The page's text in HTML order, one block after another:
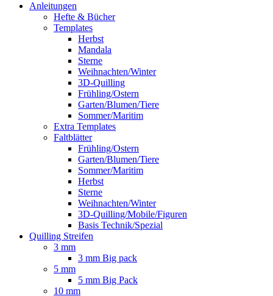
Anleitungen
Hefte & Bücher
Templates
Herbst
Mandala
Sterne
Weihnachten/Winter
3D-Quilling
Frühling/Ostern
Garten/Blumen/Tiere
Sommer/Maritim
Extra Templates
Faltblätter
Frühling/Ostern
Garten/Blumen/Tiere
Sommer/Maritim
Herbst
Sterne
Weihnachten/Winter
3D-Quilling/Mobile/Figuren
Basis Technik/Spezial
Quilling Streifen
3 mm
3 mm Big pack
5 mm
5 mm Big Pack
10 mm